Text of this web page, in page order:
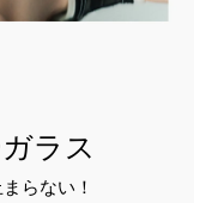
ラス
らない！